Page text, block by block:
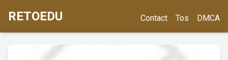
RETOEDU Contact Tos DMCA